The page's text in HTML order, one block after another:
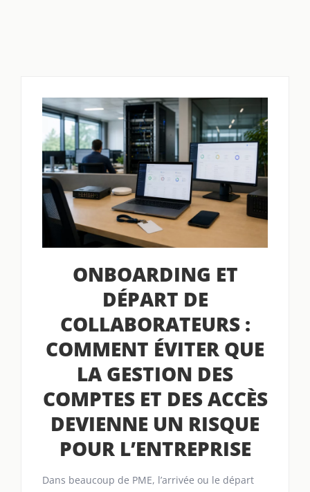
ONBOARDING ET
DÉPART DE
COLLABORATEURS :
COMMENT ÉVITER QUE
LA GESTION DES
COMPTES ET DES ACCÈS
DEVIENNE UN RISQUE
POUR L’ENTREPRISE
Dans beaucoup de PME, l’arrivée ou le départ